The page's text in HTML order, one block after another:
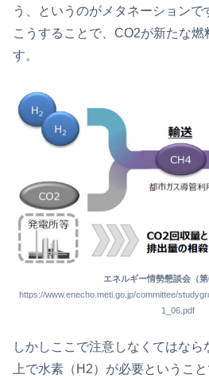
う、というのがメタネーションで
こうすることで、CO2が新たな燃
す。
エネルギー情勢懇談会（第
https://www.enecho.meti.go.jp/committee/
1_06.pdf
しかしここで注意しなくてはなら
上で水素（H2）が必要というこ